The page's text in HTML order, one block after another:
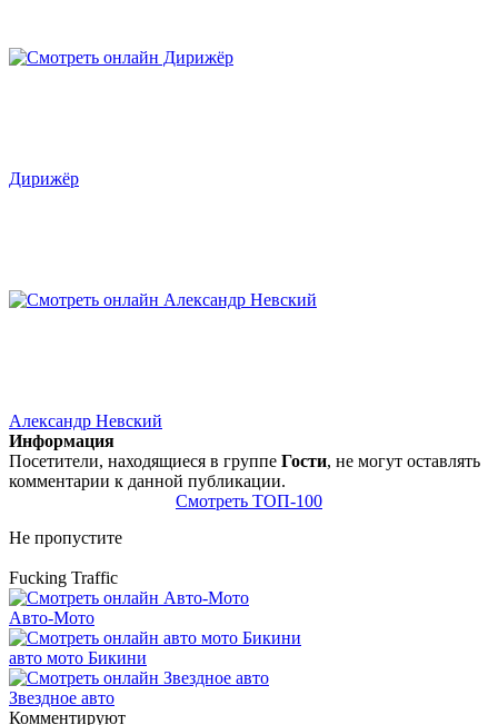
Дирижёр
Александр Невский
Информация
Посетители, находящиеся в группе Гости, не могут оставлять
комментарии к данной публикации.
Смотреть ТОП-100
Не пропустите
Fucking Traffic
Авто-Мото
авто мото Бикини
Звездное авто
Комментируют